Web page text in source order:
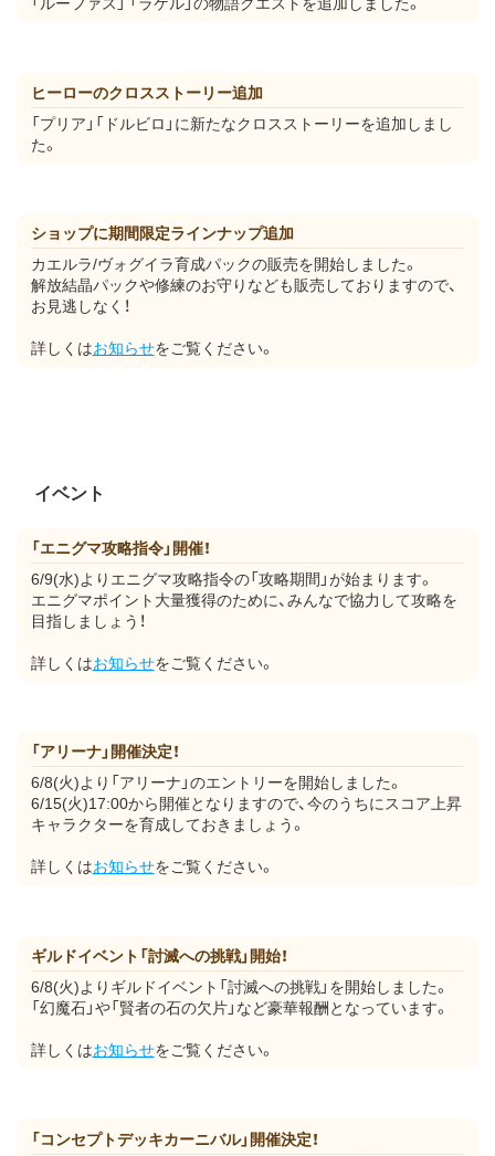
ヒーローのクロスストーリー追加
「プリア」「ドルビロ」に新たなクロスストーリーを追加しまし
た。
ショップに期間限定ラインナップ追加
カエルラ/ヴォグイラ育成パックの販売を開始しました。
解放結晶パックや修練のお守りなども販売しておりますので、
お見逃しなく！
詳しくはお知らせをご覧ください。
イベント
「エニグマ攻略指令」開催！
6/9(水)よりエニグマ攻略指令の「攻略期間」が始まります。
エニグマポイント大量獲得のために、みんなで協力して攻略を
目指しましょう！
詳しくはお知らせをご覧ください。
「アリーナ」開催決定！
6/8(火)より「アリーナ」のエントリーを開始しました。
6/15(火)17:00から開催となりますので、今のうちにスコア上昇
キャラクターを育成しておきましょう。
詳しくはお知らせをご覧ください。
ギルドイベント「討滅への挑戦」開始！
6/8(火)よりギルドイベント「討滅への挑戦」を開始しました。
「幻魔石」や「賢者の石の欠片」など豪華報酬となっています。
詳しくはお知らせをご覧ください。
「コンセプトデッキカーニバル」開催決定！